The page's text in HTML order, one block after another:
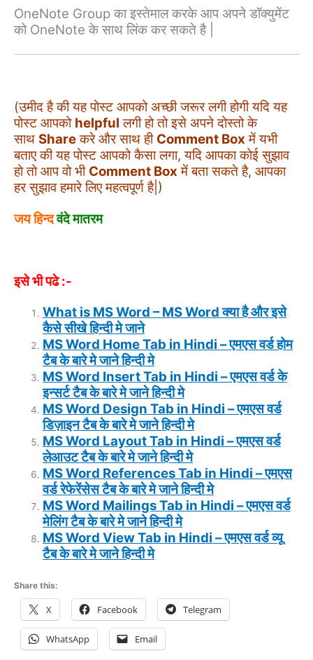
OneNote Group का इस्तेमाल करके आप अपने डॉक्युमेंट
को OneNote के साथ लिंक कर सकते है |
(उमीद है की यह पोस्ट आपको अच्छी जरूर लगी होगी यदि यह
पोस्ट आपको helpful लगी हो तो इसे अपने दोस्तो के
साथ Shareकरे और साथ ही Comment Box में यभी
बताए की यह पोस्ट आपको कैसा लगा, यदि आपका कोई सुझाव
हो तो आप वो भी Comment Box में बता सकते है, आपका
हर सुझाव हमारे लिए महत्वपूर्ण है|)
जय हिन्दवंदे मातरम
इसे भी पढे :-
What is MS Word – MS Word क्या है और इसे
कैसे सीखे हिन्दी मे जाने
MS Word Home Tab in Hindi –एमएस वर्ड होम
टैब के बारे मे जाने हिन्दी मे
MS Word Insert Tab in Hindi –एमएस वर्ड के
इन्सर्ट टैब के बारे मे जाने हिन्दी मे
MS Word Design Tab in Hindi –एमएस वर्ड
डिज़ाइन टैब के बारे मे जाने हिन्दी मे
MS Word Layout Tab in Hindi –एमएस वर्ड
लेआउट टैब के बारे मे जाने हिन्दी मे
MS Word References Tab in Hindi –एमएस
वर्ड रेफेरेंसेस टैब के बारे मे जाने हिन्दी मे
MS Word Mailings Tab in Hindi –एमएस वर्ड
मेलिंग टैब के बारे मे जाने हिन्दी मे
MS Word View Tab in Hindi –एमएस वर्ड व्यू
टैब के बारे मे जाने हिन्दी मे
Share this:
X Facebook Telegram
WhatsApp Email